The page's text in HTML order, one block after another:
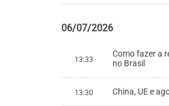
06/07/2026
13:33
Como fazer a
no Brasil
13:30 China, UE e